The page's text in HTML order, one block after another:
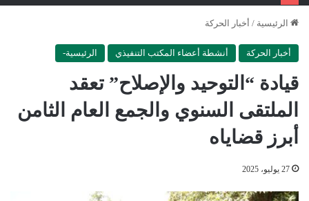
الرئيسية / أخبار الحركة
أخبار الحركة أنشطة أعضاء المكتب التنفيذي الرئيسية-
قيادة “التوحيد والإصلاح” تعقد
الملتقى السنوي والجمع العام الثامن
أبرز قضاياه
27 يوليو، 2025